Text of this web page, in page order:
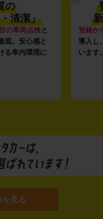
の
清潔」
の車両点検と
底。安心感と
る車内環境に
登録か
導入し
います
見る